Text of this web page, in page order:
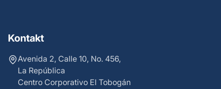
Kontakt
Avenida 2, Calle 10, No. 456,
La República
Centro Corporativo El Tobogán